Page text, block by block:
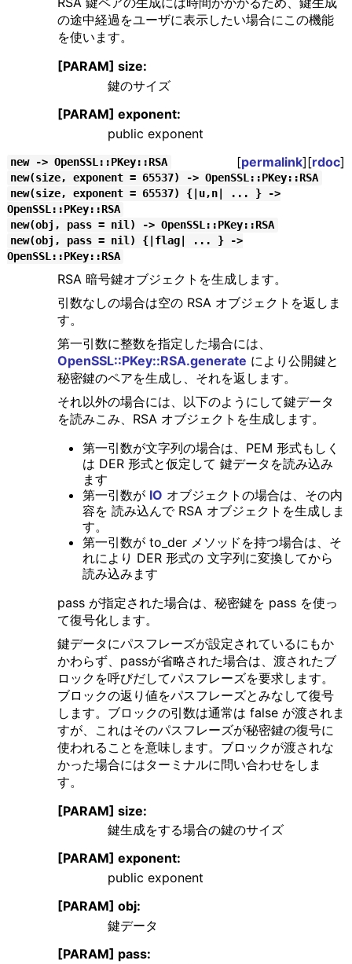
の途中経過をユーザに表示したい場合にこの機能
を使います。
[PARAM] size:
鍵のサイズ
[PARAM] exponent:
public exponent
new -> OpenSSL::PKey::RSA [permalink][rdoc]
new(size, exponent = 65537) -> OpenSSL::PKey::RSA
new(size, exponent = 65537) {|u,n| ... } ->
OpenSSL::PKey::RSA
new(obj, pass = nil) -> OpenSSL::PKey::RSA
new(obj, pass = nil) {|flag| ... } ->
OpenSSL::PKey::RSA
RSA 暗号鍵オブジェクトを生成します。
引数なしの場合は空の RSA オブジェクトを返しま
す。
第一引数に整数を指定した場合には、
OpenSSL::PKey::RSA.generate により公開鍵と
秘密鍵のペアを生成し、それを返します。
それ以外の場合には、以下のようにして鍵データ
を読みこみ、RSA オブジェクトを生成します。
第一引数が文字列の場合は、PEM 形式もしく
は DER 形式と仮定して 鍵データを読み込み
ます
第一引数が IO オブジェクトの場合は、その内
容を 読み込んで RSA オブジェクトを生成しま
す。
第一引数が to_der メソッドを持つ場合は、そ
れにより DER 形式の 文字列に変換してから
読み込みます
pass が指定された場合は、秘密鍵を pass を使っ
て復号化します。
鍵データにパスフレーズが設定されているにもか
かわらず、passが省略された場合は、渡されたブ
ロックを呼びだしてパスフレーズを要求します。
ブロックの返り値をパスフレーズとみなして復号
します。ブロックの引数は通常は false が渡されま
すが、これはそのパスフレーズが秘密鍵の復号に
使われることを意味します。ブロックが渡されな
かった場合にはターミナルに問い合わせをしま
す。
[PARAM] size:
鍵生成をする場合の鍵のサイズ
[PARAM] exponent:
public exponent
[PARAM] obj:
鍵データ
[PARAM] pass: